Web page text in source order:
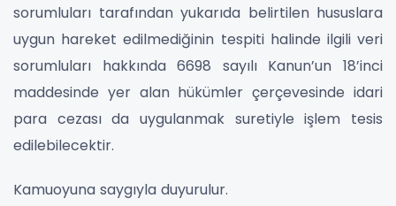
sorumluları tarafından yukarıda belirtilen hususlara
uygun hareket edilmediğinin tespiti halinde ilgili veri
sorumluları hakkında 6698 sayılı Kanun’un 18’inci
maddesinde yer alan hükümler çerçevesinde idari
para cezası da uygulanmak suretiyle işlem tesis
edilebilecektir.
Kamuoyuna saygıyla duyurulur.